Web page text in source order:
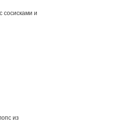
сосисками и
из